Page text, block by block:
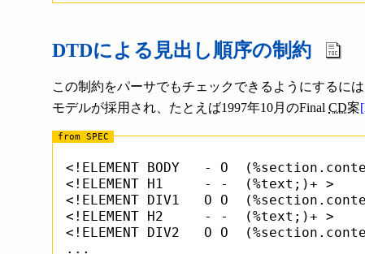
DTDによる見出し順序の制約
この制約をパーサでもチェックできるようにするに
モデルが採用され、たとえば1997年10月のFinal CD案
<!ELEMENT BODY   - O
<!ELEMENT H1     - -  (%text;)+ >
<!ELEMENT DIV1   O O
<!ELEMENT H2     - -  (%text;)+ >
<!ELEMENT DIV2   O O